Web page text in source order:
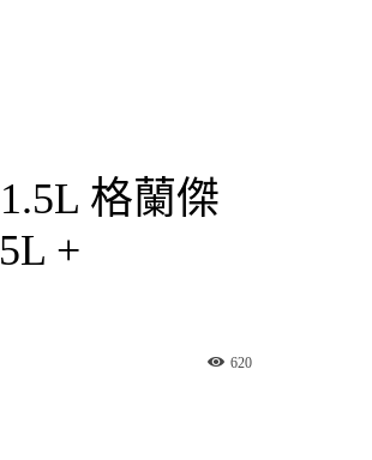
格蘭傑
+
620